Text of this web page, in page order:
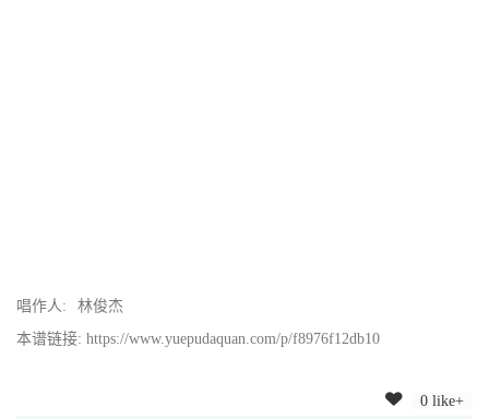
唱作人:
林俊杰
本谱链接: https://www.yuepudaquan.com/p/f8976f12db10
0 like+